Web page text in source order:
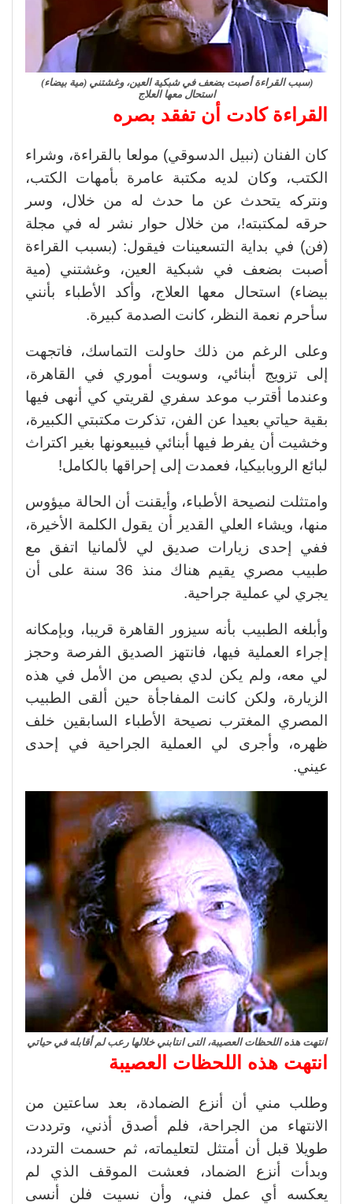
(سبب القراءة أصبت بضعف في شبكية العين، وغشتني (مية بيضاء)
استحال معها العلاج
القراءة كادت أن تفقد بصره
كان الفنان (نبيل الدسوقي) مولعا بالقراءة، وشراء
الكتب، وكان لديه مكتبة عامرة بأمهات الكتب،
ونتركه يتحدث عن ما حدث له من خلال، وسر
حرقه لمكتبته!، من خلال حوار نشر له في مجلة
(فن) في بداية التسعينات فيقول: (بسبب القراءة
أصبت بضعف في شبكية العين، وغشتني (مية
بيضاء) استحال معها العلاج، وأكد الأطباء بأنني
سأحرم نعمة النظر، كانت الصدمة كبيرة.
وعلى الرغم من ذلك حاولت التماسك، فاتجهت
إلى تزويج أبنائي، وسويت أموري في القاهرة،
وعندما أقترب موعد سفري لقريتي كي أنهى فيها
بقية حياتي بعيدا عن الفن، تذكرت مكتبتي الكبيرة،
وخشيت أن يفرط فيها أبنائي فيبيعونها بغير اكتراث
لبائع الروبابيكيا، فعمدت إلى إحراقها بالكامل!
وامتثلت لنصيحة الأطباء، وأيقنت أن الحالة ميؤوس
منها، ويشاء العلي القدير أن يقول الكلمة الأخيرة،
ففي إحدى زيارات صديق لي لألمانيا اتفق مع
طبيب مصري يقيم هناك منذ 36 سنة على أن
يجري لي عملية جراحية.
وأبلغه الطبيب بأنه سيزور القاهرة قريبا، وبإمكانه
إجراء العملية فيها، فانتهز الصديق الفرصة وحجز
لي معه، ولم يكن لدي بصيص من الأمل في هذه
الزيارة، ولكن كانت المفاجأة حين ألقى الطبيب
المصري المغترب نصيحة الأطباء السابقين خلف
ظهره، وأجرى لي العملية الجراحية في إحدى
عيني.
انتهت هذه اللحظات العصيبة، التى انتابني خلالها رعب لم أقابله في حياتي
انتهت هذه اللحظات العصيبة
وطلب مني أن أنزع الضمادة، بعد ساعتين من
الانتهاء من الجراحة، فلم أصدق أذني، وترددت
طويلا قبل أن أمتثل لتعليماته، ثم حسمت التردد،
وبدأت أنزع الضماد، فعشت الموقف الذي لم
يعكسه أي عمل فني، وأن نسيت فلن أنسى